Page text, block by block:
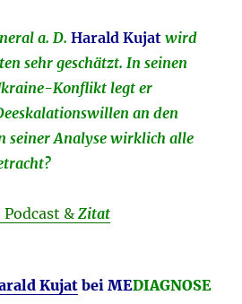
a. D.Harald Kujat wird
sehr geschätzt. In seinen
Konflikt legt er
an den
seiner Analyse wirklich alle
Podcast &Zitat
Kujatbei MEDIAGNOSE